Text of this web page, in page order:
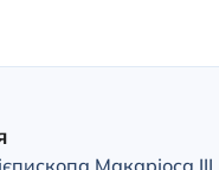
Макаріоса